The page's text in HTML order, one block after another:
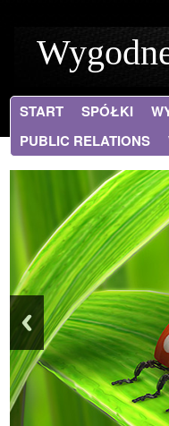
START SPÓŁKI
PUBLIC RELATIONS